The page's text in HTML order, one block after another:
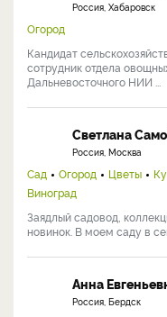
Россия, Хабаровск
Огород
Кандидат
сотрудник отдела
Дальневосточного НИИ ...
Светлана
Россия, Москва
Сад Огород Цветы
Виноград
Заядлый садовод,
новинок. В моем саду в
Анна
Россия, Бердск